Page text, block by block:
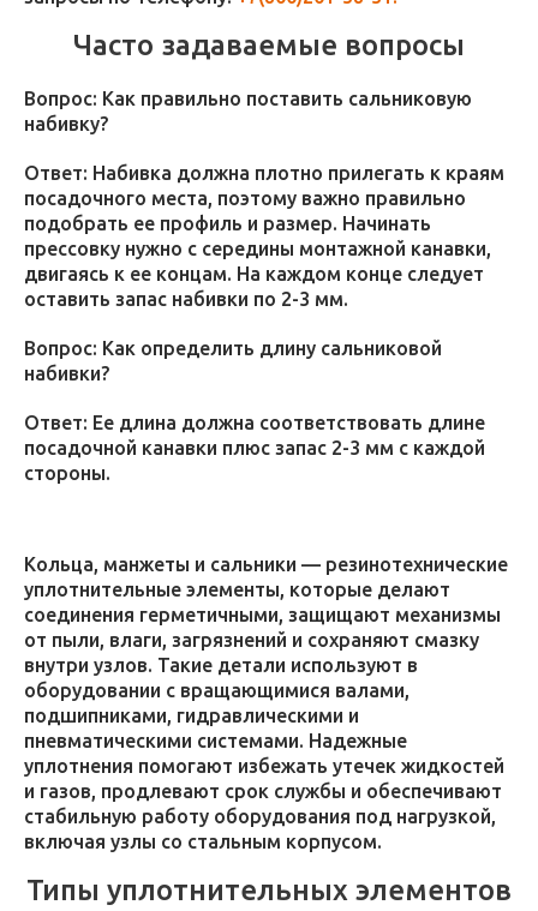
Часто задаваемые вопросы
Вопрос: Как правильно поставить сальниковую
набивку?
Ответ: Набивка должна плотно прилегать к краям
посадочного места, поэтому важно правильно
подобрать ее профиль и размер. Начинать
прессовку нужно с середины монтажной канавки,
двигаясь к ее концам. На каждом конце следует
оставить запас набивки по 2-3 мм.
Вопрос: Как определить длину сальниковой
набивки?
Ответ: Ее длина должна соответствовать длине
посадочной канавки плюс запас 2-3 мм с каждой
стороны.
Кольца, манжеты и сальники — резинотехнические
уплотнительные элементы, которые делают
соединения герметичными, защищают механизмы
от пыли, влаги, загрязнений и сохраняют смазку
внутри узлов. Такие детали используют в
оборудовании с вращающимися валами,
подшипниками, гидравлическими и
пневматическими системами. Надежные
уплотнения помогают избежать утечек жидкостей
и газов, продлевают срок службы и обеспечивают
стабильную работу оборудования под нагрузкой,
включая узлы со стальным корпусом.
Типы уплотнительных элементов